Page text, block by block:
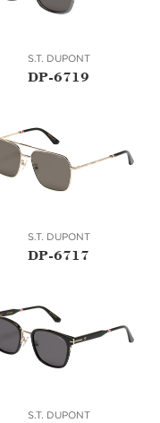
S.T. DUPONT
DP-6719
S.T. DUPONT
DP-6717
S.T. DUPONT